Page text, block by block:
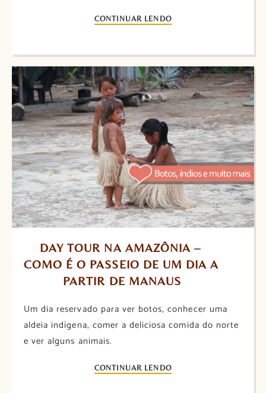
CONTINUAR LENDO
DAY TOUR NA AMAZÔNIA –
COMO É O PASSEIO DE UM DIA A
PARTIR DE MANAUS
Um dia reservado para ver botos, conhecer uma
aldeia indígena, comer a deliciosa comida do norte
e ver alguns animais.
CONTINUAR LENDO